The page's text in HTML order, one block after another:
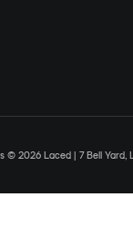
© 2026 Laced | 7 Bell